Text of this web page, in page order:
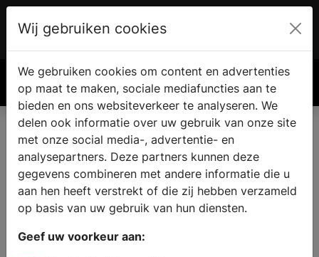
€ 0.00
Streker Tegelhuis
Streker Tegelhuis
Streekweg 353
1616 AH HOOGKARSPEL
Wij gebruiken cookies
We gebruiken cookies om content en advertenties
op maat te maken, sociale mediafuncties aan te
bieden en ons websiteverkeer te analyseren. We
delen ook informatie over uw gebruik van onze site
met onze social media-, advertentie- en
analysepartners. Deze partners kunnen deze
gegevens combineren met andere informatie die u
aan hen heeft verstrekt of die zij hebben verzameld
op basis van uw gebruik van hun diensten.
Geef uw voorkeur aan: